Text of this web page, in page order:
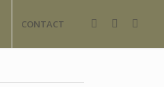
CONTACT